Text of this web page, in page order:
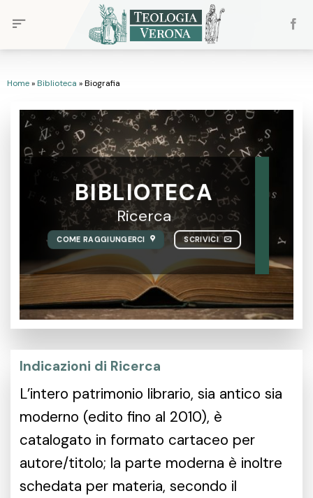
Home»Biblioteca »Biografia
BIBLIOTECA
Ricerca
COME RAGGIUNGERCI SCRIVICI
Indicazioni di Ricerca
L’intero patrimonio librario, sia antico sia
moderno (edito fino al 2010), è
catalogato in formato cartaceo per
autore/titolo; la parte moderna è inoltre
schedata per materia, secondo il